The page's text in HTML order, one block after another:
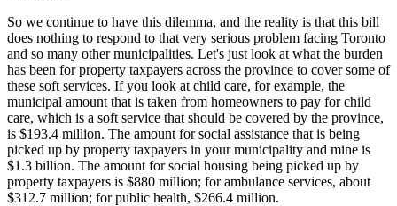
So we continue to have this dilemma, and the reality is that this bill
does nothing to respond to that very serious problem facing Toronto
and so many other municipalities. Let's just look at what the burden
has been for property taxpayers across the province to cover some of
these soft services. If you look at child care, for example, the
municipal amount that is taken from homeowners to pay for child
care, which is a soft service that should be covered by the province,
is $193.4 million. The amount for social assistance that is being
picked up by property taxpayers in your municipality and mine is
$1.3 billion. The amount for social housing being picked up by
property taxpayers is $880 million; for ambulance services, about
$312.7 million; for public health, $266.4 million.